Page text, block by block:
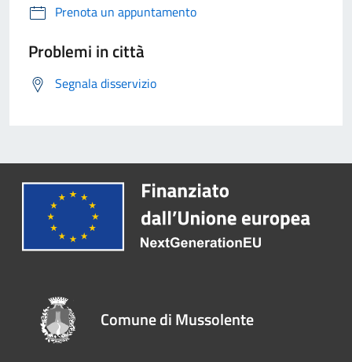
Prenota un appuntamento
Problemi in città
Segnala disservizio
Comune di Mussolente